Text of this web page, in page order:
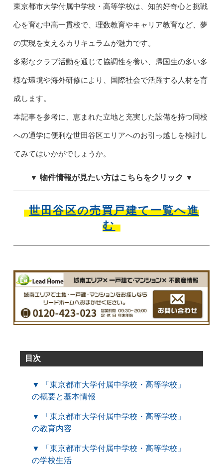
東京都市大学付属中学校・高等学校は、知的好奇心と挑戦
心を育む中高一貫校で、理数教育やキャリア教育など、夢
の実現を支えるカリキュラムが魅力です。
多彩なクラブ活動を通じて協調性を養い、帰国生の多い多
様な環境や海外研修により、国際社会で活躍する人材を育
成します。
本記事を参考に、恵まれた立地と充実した設備を持つ同校
への通学に便利な世田谷区エリアへのお引っ越しを検討し
てみてはいかがでしょうか。
▼ 物件情報が見たい方はこちらをクリック ▼
世田谷区の売買戸建て一覧へ進
む
目次
▼ 「東京都市大学付属中学校・高等学校」
の概要と基本情報
▼ 「東京都市大学付属中学校・高等学校」
の教育内容
▼ 「東京都市大学付属中学校・高等学校」
の学校生活